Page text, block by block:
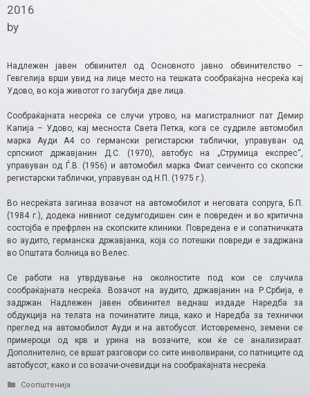
2016
by
Надлежен јавен обвинител од Основното јавно обвинителство –
Гевгелија врши увид на лице место на тешката сообраќајна несреќа кај
Удово, во која животот го загубија две лица.
Сообраќајната несреќа се случи утрово, на магистралниот пат Демир
Капија – Удово, кај месноста Света Петка, кога се судриле автомобил
марка Ауди А4 со германски регистарски таблички, управуван од
српскиот државјанин Д.С. (1970), автобус на „Струмица експрес“,
управуван од Ѓ.В. (1956) и автомобил марка Фиат сеиченто со скопски
регистарски таблички, управуван од Н.П. (1975 г.).
Во несреќата загинаа возачот на автомобилот и неговата сопруга, Б.П.
(1984 г.), додека нивниот седумгодишен син е повреден и во критична
состојба е префрлен на скопските клиники. Повредена е и сопатничката
во аудито, германска државјанка, која со потешки повреди е задржана
во Општата болница во Велес.
Се работи на утврдување на околностите под кои се случила
сообраќајната несреќа. Возачот на аудито, државјанин на Р.Србија, е
задржан. Надлежен јавен обвинител веднаш издаде Наредба за
обдукција на телата на починатите лица, како и Наредба за технички
преглед на автомобилот Ауди и на автобусот. Истовремено, земени се
примероци од крв и урина на возачите, кои ќе се анализираат.
Дополнително, се вршат разговори со сите инволвирани, со патниците од
автобусот, како и со возачи-очевидци на сообраќајната несреќа.
Categories
Соопштенија